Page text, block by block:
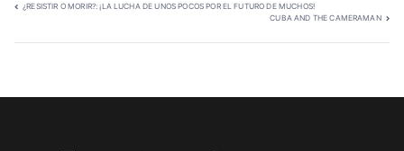
Navegación
entradas
¿RESISTIR O MORIR?: ¡LA LUCHA DE UNOS POCOS POR EL FUTURO DE MUCHOS!
CUBA AND THE CAMERAMAN